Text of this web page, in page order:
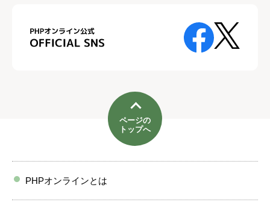
ページの
トップへ
PHPオンラインとは